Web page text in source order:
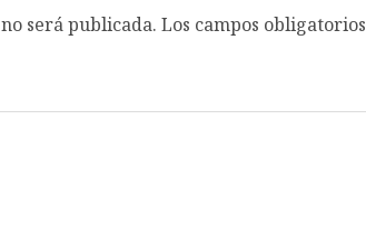
será publicada. Los campos obligatorios